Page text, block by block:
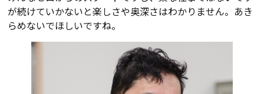
が続けていかないと楽しさや奥深さはわかりません。あき
らめないでほしいですね。